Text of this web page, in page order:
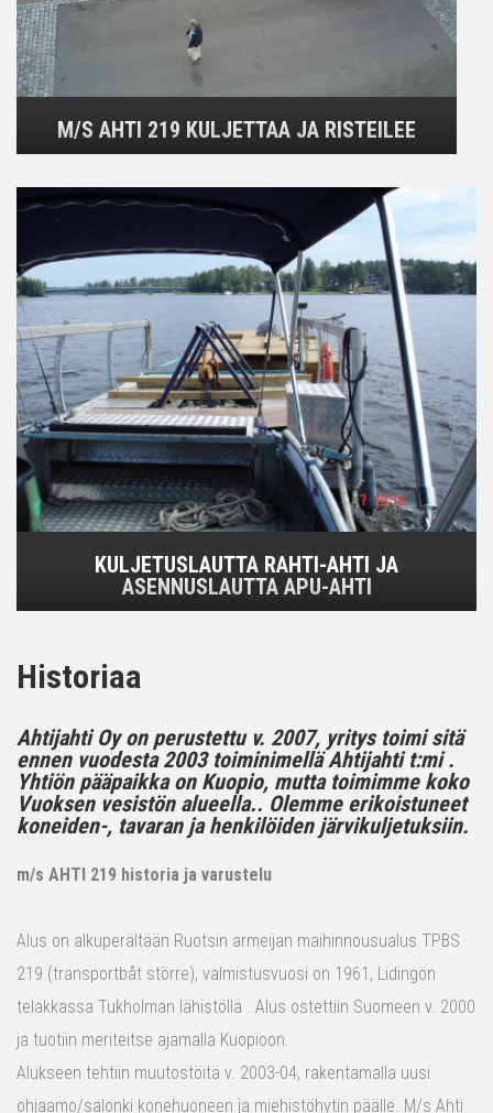
M/S AHTI 219 KULJETTAA JA RISTEILEE
KULJETUSLAUTTA RAHTI-AHTI JA
ASENNUSLAUTTA APU-AHTI
Historiaa
Ahtijahti Oy on perustettu v. 2007, yritys toimi sitä
ennen vuodesta 2003 toiminimellä Ahtijahti t:mi .
Yhtiön pääpaikka on Kuopio, mutta toimimme koko
Vuoksen vesistön alueella.. Olemme erikoistuneet
koneiden-, tavaran ja henkilöiden järvikuljetuksiin.
m/s AHTI 219 historia ja varustelu
Alus on alkuperältään Ruotsin armeijan maihinnousualus TPBS
219 (transportbåt större), valmistusvuosi on 1961, Lidingön
telakkassa Tukholman lähistöllä . Alus ostettiin Suomeen v. 2000
ja tuotiin meriteitse ajamalla Kuopioon.
Alukseen tehtiin muutostöitä v. 2003-04, rakentamalla uusi
ohjaamo/salonki konehuoneen ja miehistöhytin päälle. M/s Ahti